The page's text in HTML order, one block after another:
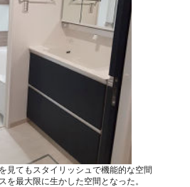
見てもスタイリッシュで機能的な空間
を最大限に生かした空間となった。